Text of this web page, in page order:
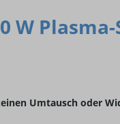
W
Umtausch oder